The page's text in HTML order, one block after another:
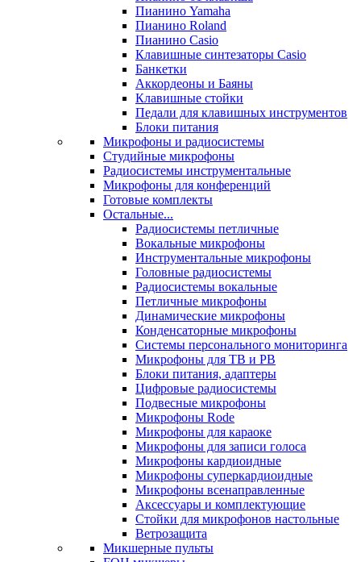
Пианино Yamaha
Пианино Roland
Пианино Casio
Клавишные синтезаторы Casio
Банкетки
Аккордеоны и Баяны
Клавишные стойки
Педали для клавишных инструментов
Блоки питания
Микрофоны и радиосистемы
Студийные микрофоны
Радиосистемы инструментальные
Микрофоны для конференций
Готовые комплекты
Остальные...
Радиосистемы петличные
Вокальные микрофоны
Инструментальные микрофоны
Головные радиосистемы
Радиосистемы вокальные
Петличные микрофоны
Динамические микрофоны
Конденсаторные микрофоны
Системы персонального мониторинга
Микрофоны для ТВ и РВ
Блоки питания, адаптеры
Цифровые радиосистемы
Подвесные микрофоны
Микрофоны Rode
Микрофоны для караоке
Микрофоны для записи голоса
Микрофоны кардиоидные
Микрофоны суперкардиоидные
Микрофоны всенаправленные
Аксессуары и комплектующие
Стойки для микрофонов настольные
Ветрозащита
Микшерные пульты